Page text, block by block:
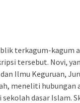
terkagum-kagum
tersebut. Novi,
Ilmu Keguruan,
meneliti hubungan
sekolah dasar Islam.